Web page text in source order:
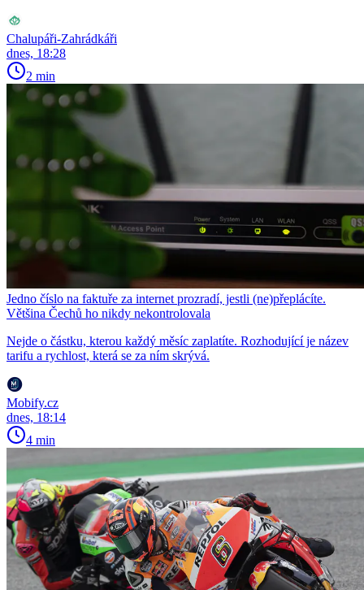
Chalupáři-Zahrádkáři
dnes, 18:28
2 min
Jedno číslo na faktuře za internet prozradí, jestli (ne)přeplácíte.
Většina Čechů ho nikdy nekontrolovala
Nejde o částku, kterou každý měsíc zaplatíte. Rozhodující je název
tarifu a rychlost, která se za ním skrývá.
Mobify.cz
dnes, 18:14
4 min